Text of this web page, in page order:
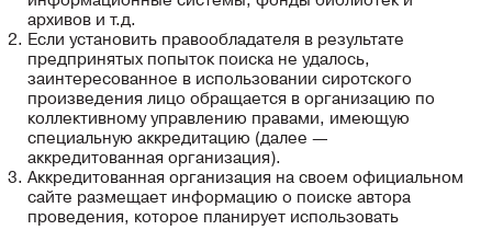
архивов и т.д.
Если установить правообладателя в результате
предпринятых попыток поиска не удалось,
заинтересованное в использовании сиротского
произведения лицо обращается в организацию по
коллективному управлению правами, имеющую
специальную аккредитацию (далее —
аккредитованная организация).
Аккредитованная организация на своем официальном
сайте размещает информацию о поиске автора
проведения, которое планирует использовать